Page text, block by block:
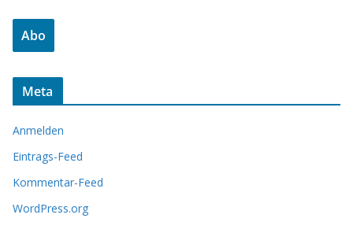
a
l
-
r
e
e
Abo
Meta
Anmelden
Eintrags-Feed
Kommentar-Feed
WordPress.org